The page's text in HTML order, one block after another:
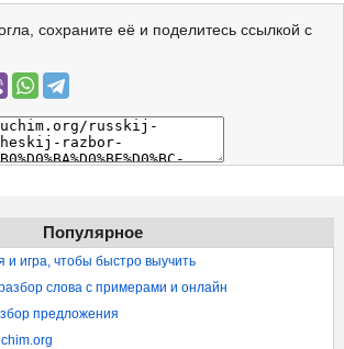
сохраните её и поделитесь ссылкой с
Популярное
и игра, чтобы быстро выучить
слова с примерами и онлайн
предложения